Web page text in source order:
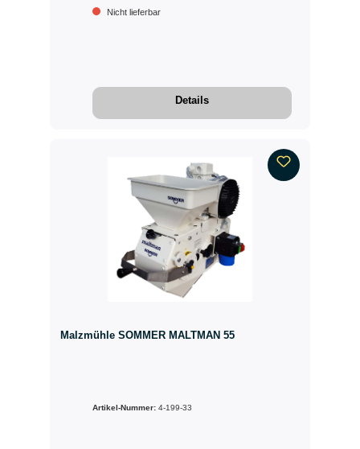
Nicht lieferbar
Details
Malzmühle SOMMER MALTMAN 55
Artikel-Nummer: 4-199-33